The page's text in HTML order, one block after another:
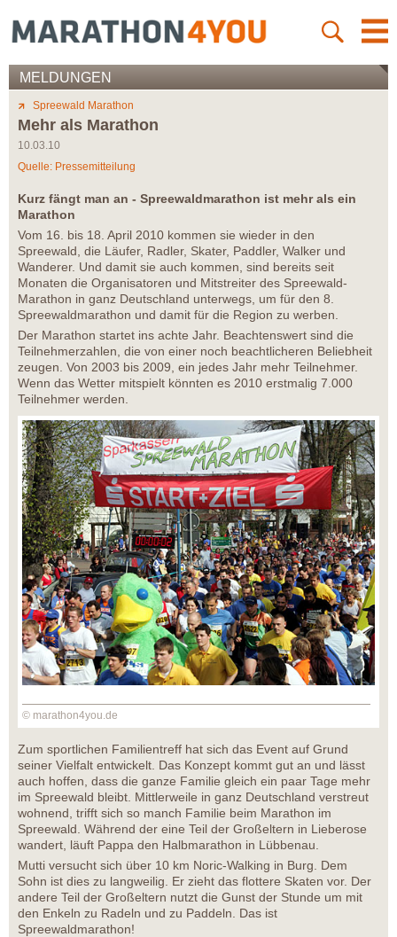
MELDUNGEN
Spreewald Marathon
Mehr als Marathon
10.03.10
Quelle: Pressemitteilung
Kurz fängt man an - Spreewaldmarathon ist mehr als ein
Marathon
Vom 16. bis 18. April 2010 kommen sie wieder in den
Spreewald, die Läufer, Radler, Skater, Paddler, Walker und
Wanderer. Und damit sie auch kommen, sind bereits seit
Monaten die Organisatoren und Mitstreiter des Spreewald-
Marathon in ganz Deutschland unterwegs, um für den 8.
Spreewaldmarathon und damit für die Region zu werben.
Der Marathon startet ins achte Jahr. Beachtenswert sind die
Teilnehmerzahlen, die von einer noch beachtlicheren Beliebheit
zeugen. Von 2003 bis 2009, ein jedes Jahr mehr Teilnehmer.
Wenn das Wetter mitspielt könnten es 2010 erstmalig 7.000
Teilnehmer werden.
© marathon4you.de
Zum sportlichen Familientreff hat sich das Event auf Grund
seiner Vielfalt entwickelt. Das Konzept kommt gut an und lässt
auch hoffen, dass die ganze Familie gleich ein paar Tage mehr
im Spreewald bleibt. Mittlerweile in ganz Deutschland verstreut
wohnend, trifft sich so manch Familie beim Marathon im
Spreewald. Während der eine Teil der Großeltern in Lieberose
wandert, läuft Pappa den Halbmarathon in Lübbenau.
Mutti versucht sich über 10 km Noric-Walking in Burg. Dem
Sohn ist dies zu langweilig. Er zieht das flottere Skaten vor. Der
andere Teil der Großeltern nutzt die Gunst der Stunde um mit
den Enkeln zu Radeln und zu Paddeln. Das ist
Spreewaldmarathon!